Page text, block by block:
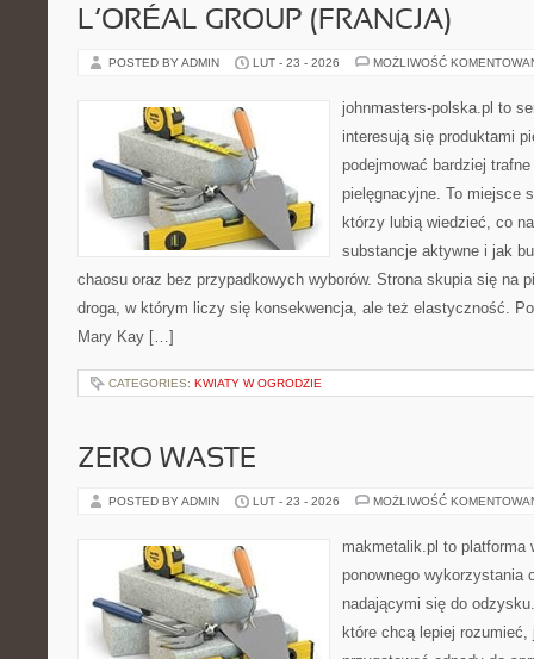
L’ORÉAL GROUP (FRANCJA)
POSTED BY ADMIN LUT - 23 - 2026 MOŻLIWOŚĆ
johnmasters-polska.pl to
interesują się produktami
podejmować bardziej
pielęgnacyjne. To miejsce
którzy lubią wiedzieć, co
substancje aktywne i jak
chaosu oraz bez przypadkowych wyborów. Strona skupia się na
droga, w którym liczy się konsekwencja, ale też elastyczność.
Mary Kay […]
CATEGORIES: KWIATY W OGRODZIE
ZERO WASTE
POSTED BY ADMIN LUT - 23 - 2026 MOŻLIWOŚĆ
makmetalik.pl to platforma
ponownego wykorzystania
nadającymi się do
które chcą lepiej rozumieć,